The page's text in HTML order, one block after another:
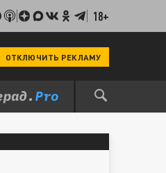
18+
ОТКЛЮЧИТЬ РЕКЛАМУ